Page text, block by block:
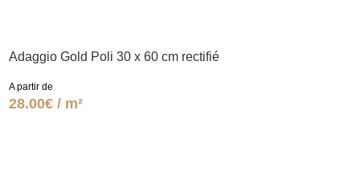
Adaggio Gold Poli 30 x 60 cm rectifié
A partir de
28.00€ / m²